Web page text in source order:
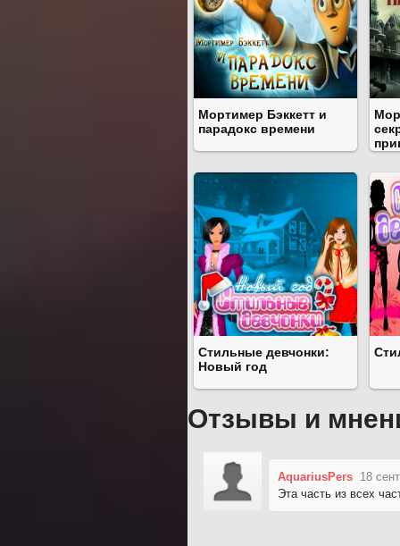
Мортимер Бэккетт и
парадокс времени
Стильные девчонки:
Новый год
Отзывы и
AquariusPers 18
Эта часть из всех